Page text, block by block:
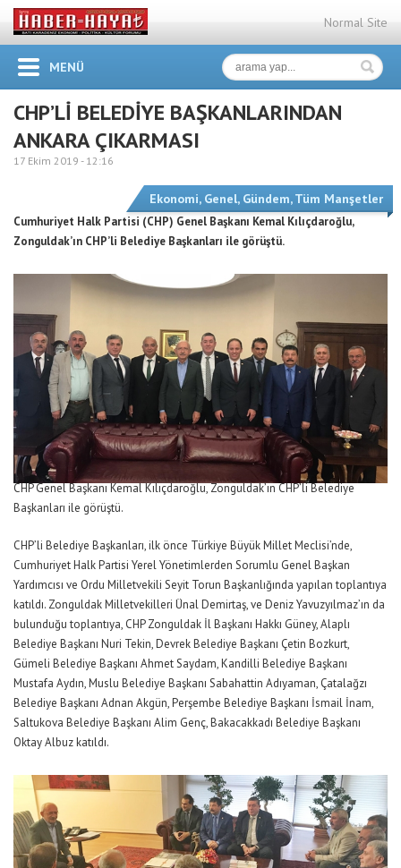
Normal Site
MENÜ
CHP’Lİ BELEDİYE BAŞKANLARINDAN
ANKARA ÇIKARMASI
17 Ekim 2019 - 12:16
Ekonomi, Genel, Gündem,Tüm Manşetler
Cumhuriyet Halk Partisi (CHP) Genel Başkanı Kemal Kılıçdaroğlu,
Zonguldak’ın CHP’li Belediye Başkanları ile görüştü.
CHP Genel Başkanı Kemal Kılıçdaroğlu, Zonguldak’ın CHP’li Belediye
Başkanları ile görüştü.
CHP’li Belediye Başkanları, ilk önce Türkiye Büyük Millet Meclisi’nde,
Cumhuriyet Halk Partisi Yerel Yönetimlerden Sorumlu Genel Başkan
Yardımcısı ve Ordu Milletvekili Seyit Torun Başkanlığında yapılan toplantıya
katıldı. Zonguldak Milletvekilleri Ünal Demirtaş, ve Deniz Yavuzyılmaz’ın da
bulunduğu toplantıya, CHP Zonguldak İl Başkanı Hakkı Güney, Alaplı
Belediye Başkanı Nuri Tekin, Devrek Belediye Başkanı Çetin Bozkurt,
Gümeli Belediye Başkanı Ahmet Saydam, Kandilli Belediye Başkanı
Mustafa Aydın, Muslu Belediye Başkanı Sabahattin Adıyaman, Çatalağzı
Belediye Başkanı Adnan Akgün, Perşembe Belediye Başkanı İsmail İnam,
Saltukova Belediye Başkanı Alim Genç, Bakacakkadı Belediye Başkanı
Oktay Albuz katıldı.